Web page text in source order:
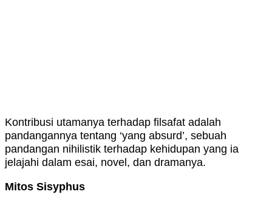
Kontribusi utamanya terhadap filsafat adalah
pandangannya tentang ‘yang absurd’, sebuah
pandangan nihilistik terhadap kehidupan yang ia
jelajahi dalam esai, novel, dan dramanya.
Mitos Sisyphus